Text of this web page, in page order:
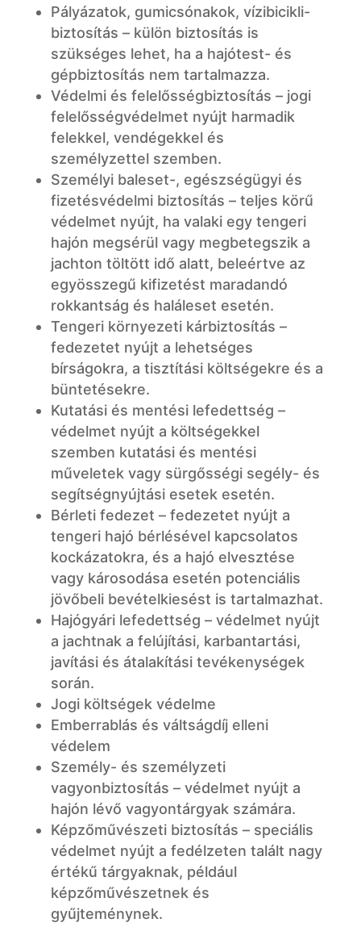
Pályázatok, gumicsónakok, vízibicikli-
biztosítás – külön biztosítás is
szükséges lehet, ha a hajótest- és
gépbiztosítás nem tartalmazza.
Védelmi és felelősségbiztosítás – jogi
felelősségvédelmet nyújt harmadik
felekkel, vendégekkel és
személyzettel szemben.
Személyi baleset-, egészségügyi és
fizetésvédelmi biztosítás – teljes körű
védelmet nyújt, ha valaki egy tengeri
hajón megsérül vagy megbetegszik a
jachton töltött idő alatt, beleértve az
egyösszegű kifizetést maradandó
rokkantság és haláleset esetén.
Tengeri környezeti kárbiztosítás –
fedezetet nyújt a lehetséges
bírságokra, a tisztítási költségekre és a
büntetésekre.
Kutatási és mentési lefedettség –
védelmet nyújt a költségekkel
szemben kutatási és mentési
műveletek vagy sürgősségi segély- és
segítségnyújtási esetek esetén.
Bérleti fedezet – fedezetet nyújt a
tengeri hajó bérlésével kapcsolatos
kockázatokra, és a hajó elvesztése
vagy károsodása esetén potenciális
jövőbeli bevételkiesést is tartalmazhat.
Hajógyári lefedettség – védelmet nyújt
a jachtnak a felújítási, karbantartási,
javítási és átalakítási tevékenységek
során.
Jogi költségek védelme
Emberrablás és váltságdíj elleni
védelem
Személy- és személyzeti
vagyonbiztosítás – védelmet nyújt a
hajón lévő vagyontárgyak számára.
Képzőművészeti biztosítás – speciális
védelmet nyújt a fedélzeten talált nagy
értékű tárgyaknak, például
képzőművészetnek és
gyűjteménynek.